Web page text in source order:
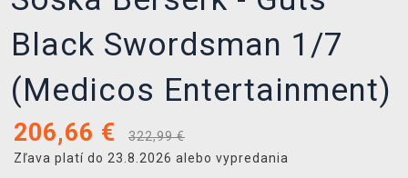
Black Swordsman 1/7
(Medicos Entertainment)
206,66 €
322,99 €
Zľava platí do 23.8.2026 alebo vypredania